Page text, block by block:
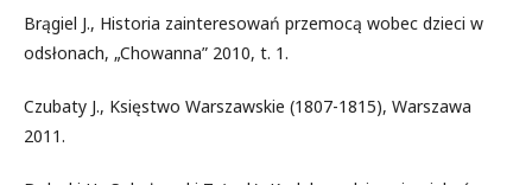
Brągiel J., Historia zainteresowań przemocą wobec dzieci w
odsłonach, „Chowanna” 2010, t. 1.
Czubaty J., Księstwo Warszawskie (1807-1815), Warszawa
2011.